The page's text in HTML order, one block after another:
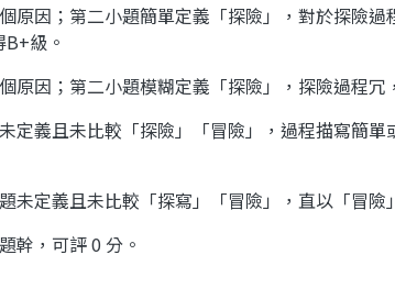
原因；第二小題簡單定義「探險」，對於探險
級。
原因；第二小題模糊定義「探險」，探險過程
定義且未比較「探險」「冒險」，過程描寫簡
未定義且未比較「探寫」「冒險」，直以「冒
幹，可評 0 分。